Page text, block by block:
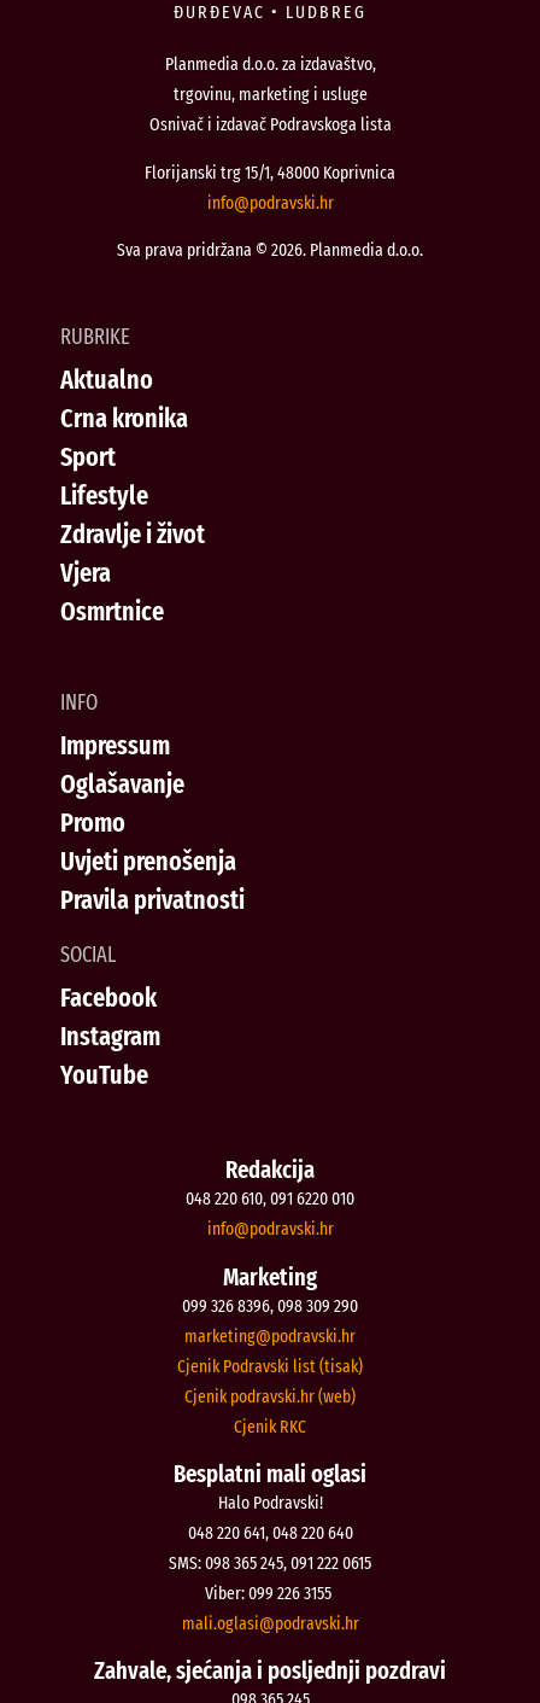
ĐURĐEVAC • LUDBREG
Planmedia d.o.o. za izdavaštvo,
trgovinu, marketing i usluge
Osnivač i izdavač Podravskoga lista
Florijanski trg 15/1, 48000 Koprivnica
rh.iksvardop
@ofni
Sva prava pridržana © 2026. Planmedia d.o.o.
RUBRIKE
Aktualno
Crna kronika
Sport
Lifestyle
Zdravlje i život
Vjera
Osmrtnice
INFO
Impressum
Oglašavanje
Promo
Uvjeti prenošenja
Pravila privatnosti
SOCIAL
Facebook
Instagram
YouTube
Redakcija
048 220 610, 091 6220 010
rh.iksvardop
@ofni
Marketing
099 326 8396, 098 309 290
rh.iksvardop
@gnitekram
Cjenik Podravski list (tisak)
Cjenik podravski.hr (web)
Cjenik RKC
Besplatni mali oglasi
Halo Podravski!
048 220 641, 048 220 640
SMS: 098 365 245, 091 222 0615
Viber: 099 226 3155
rh.iksvardop
@isalgo.ilam
Zahvale, sjećanja i posljednji pozdravi